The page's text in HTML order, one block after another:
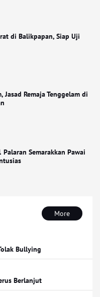
di Balikpapan, Siap Uji
Jasad Remaja Tenggelam di
Palaran Semarakkan Pawai
More
Bullying
Berlanjut